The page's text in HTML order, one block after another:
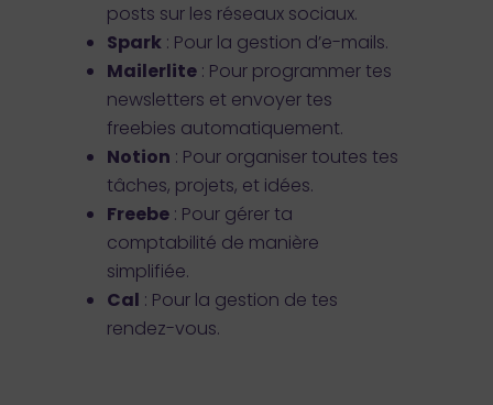
posts sur les réseaux sociaux.
Spark: Pour la gestion d’e-mails.
Mailerlite: Pour programmer tes
newsletters et envoyer tes
freebies automatiquement.
Notion : Pour organiser toutes tes
tâches, projets, et idées.
Freebe: Pour gérer ta
comptabilité de manière
simplifiée.
Cal : Pour la gestion de tes
rendez-vous.